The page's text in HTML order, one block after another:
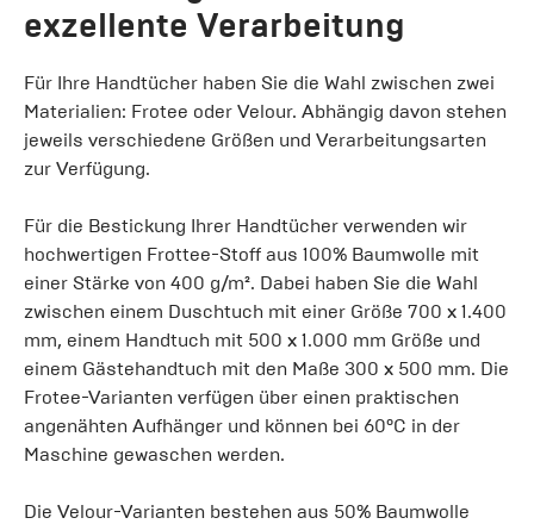
exzellente Verarbeitung
Für Ihre Handtücher haben Sie die Wahl zwischen zwei
Materialien: Frotee oder Velour. Abhängig davon stehen
jeweils verschiedene Größen und Verarbeitungsarten
zur Verfügung.
Für die Bestickung Ihrer Handtücher verwenden wir
hochwertigen Frottee-Stoff aus 100% Baumwolle mit
einer Stärke von 400 g/m². Dabei haben Sie die Wahl
zwischen einem Duschtuch mit einer Größe 700 x 1.400
mm, einem Handtuch mit 500 x 1.000 mm Größe und
einem Gästehandtuch mit den Maße 300 x 500 mm. Die
Frotee-Varianten verfügen über einen praktischen
angenähten Aufhänger und können bei 60°C in der
Maschine gewaschen werden.
Die Velour-Varianten bestehen aus 50% Baumwolle